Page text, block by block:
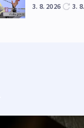
3. 8. 2026 3.